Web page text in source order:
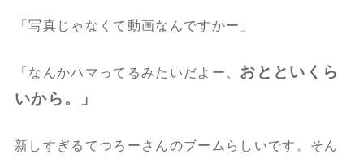
「写真じゃなくて動画なんですかー」
「なんかハマってるみたいだよー、 おとといくら
いから。」
新しすぎるてつろーさんのブームらしいです。そん